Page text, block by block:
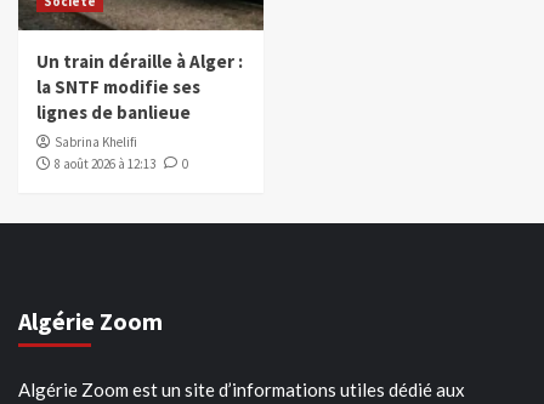
Un train déraille à Alger :
la SNTF modifie ses
lignes de banlieue
Sabrina Khelifi
8 août 2026 à 12:13
0
Algérie Zoom
Algérie Zoom est un site d’informations utiles dédié aux